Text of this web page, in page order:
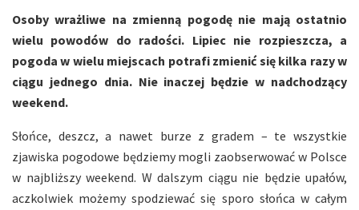
Osoby wrażliwe na zmienną pogodę nie mają ostatnio
wielu powodów do radości. Lipiec nie rozpieszcza, a
pogoda w wielu miejscach potrafi zmienić się kilka razy w
ciągu jednego dnia. Nie inaczej będzie w nadchodzący
weekend.
Słońce, deszcz, a nawet burze z gradem – te wszystkie
zjawiska pogodowe będziemy mogli zaobserwować w Polsce
w najbliższy weekend. W dalszym ciągu nie będzie upałów,
aczkolwiek możemy spodziewać się sporo słońca w całym